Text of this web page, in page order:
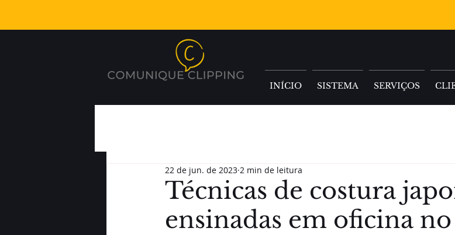
INÍCIO SISTEMA SERVIÇOS
Técnicas de costura
ensinadas em oficina
22 de jun. de 2023 2 min de leitura